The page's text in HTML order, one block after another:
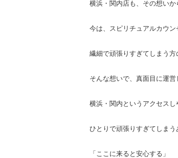
横浜・関内店も、その想いか
今は、スピリチュアルカウ
繊細で頑張りすぎてしまう方
そんな想いで、真面目に運営
横浜・関内というアクセス
ひとりで頑張りすぎてしまう
「ここに来ると安心する」